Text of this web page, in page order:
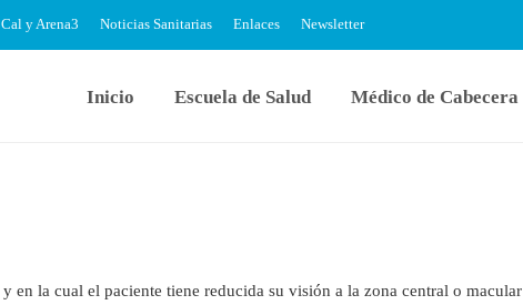
Cal y Arena Noticias Sanitarias Enlaces Newsletter
Inicio Escuela de Salud Médico de Cabecera
y en la cual el paciente tiene reducida su visión a la zona central o macular